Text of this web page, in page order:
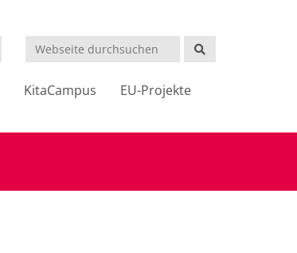
Suchen
KitaCampus EU-Projekte